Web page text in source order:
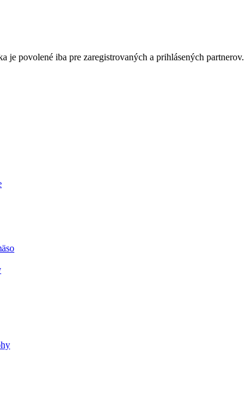
je povolené iba pre zaregistrovaných a prihlásených partnerov.